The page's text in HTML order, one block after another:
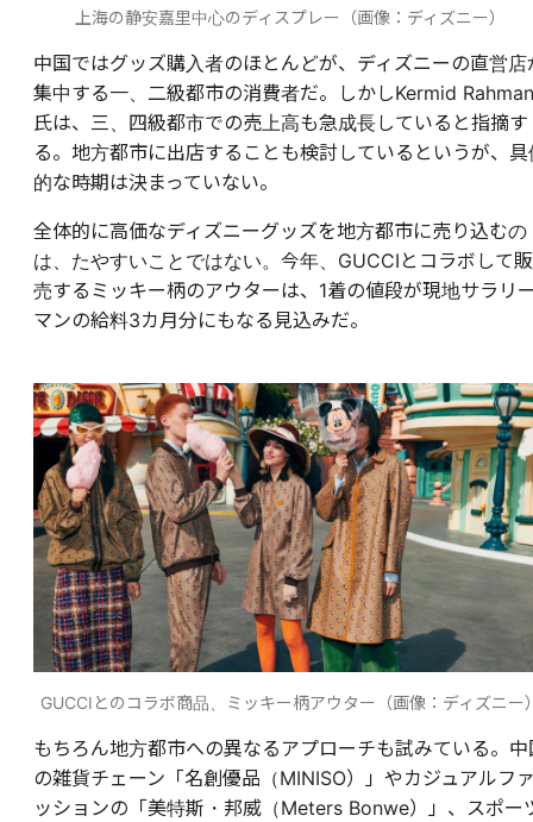
上海の静安嘉里中心のディスプレー（画像：ディズニー）
中国ではグッズ購入者のほとんどが、ディズニーの直営店
集中する一、二級都市の消費者だ。しかしKermid Rahman
氏は、三、四級都市での売上高も急成長していると指摘す
る。地方都市に出店することも検討しているというが、具
的な時期は決まっていない。
全体的に高価なディズニーグッズを地方都市に売り込むの
は、たやすいことではない。今年、GUCCIとコラボして販
売するミッキー柄のアウターは、1着の値段が現地サラリ
マンの給料3カ月分にもなる見込みだ。
GUCCIとのコラボ商品、ミッキー柄アウター（画像：ディズニー
もちろん地方都市への異なるアプローチも試みている。中
の雑貨チェーン「名創優品（MINISO）」やカジュアルフ
ッションの「美特斯・邦威（Meters Bonwe）」、スポー